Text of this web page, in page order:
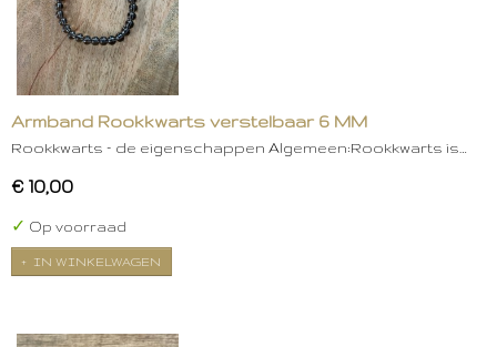
Armband Rookkwarts verstelbaar 6 MM
Rookkwarts – de eigenschappen Algemeen:Rookkwarts is…
€ 10,00
✓ Op voorraad
IN WINKELWAGEN